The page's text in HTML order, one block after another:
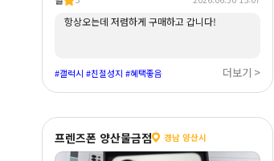
항상오는데 저렴하게 구매하고 갑니다!
#갤럭시 #친절성지 #혜택좋음 더보기 >
프렌즈폰 양산물금점 경남 양산시